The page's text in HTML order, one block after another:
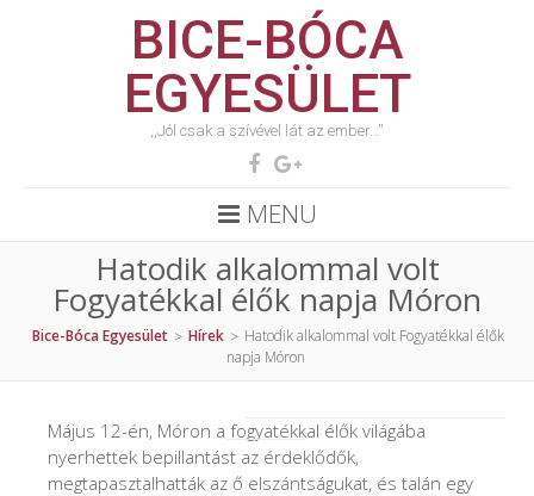
BICE-BÓCA
EGYESÜLET
,,Jól csak a szívével lát az ember…''
MENU
Hatodik alkalommal volt
Fogyatékkal élők napja Móron
Bice-Bóca Egyesület > Hírek > Hatodik alkalommal volt Fogyatékkal élők
napja Móron
Május 12-én, Móron a fogyatékkal élők világába
nyerhettek bepillantást az érdeklődők,
megtapasztalhatták az ő elszántságukat, és talán egy